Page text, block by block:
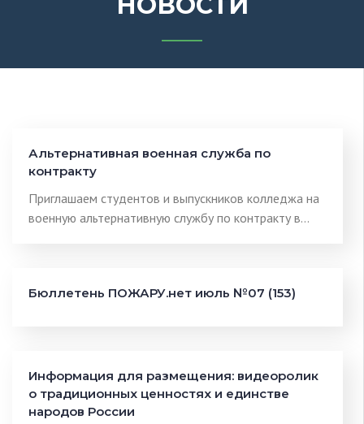
Альтернативная военная служба по
контракту
Приглашаем студентов и выпускников колледжа на
военную альтернативную службу по контракту в…
Бюллетень ПОЖАРУ.нет июль №07 (153)
Информация для размещения: видеоролик
о традиционных ценностях и единстве
народов России